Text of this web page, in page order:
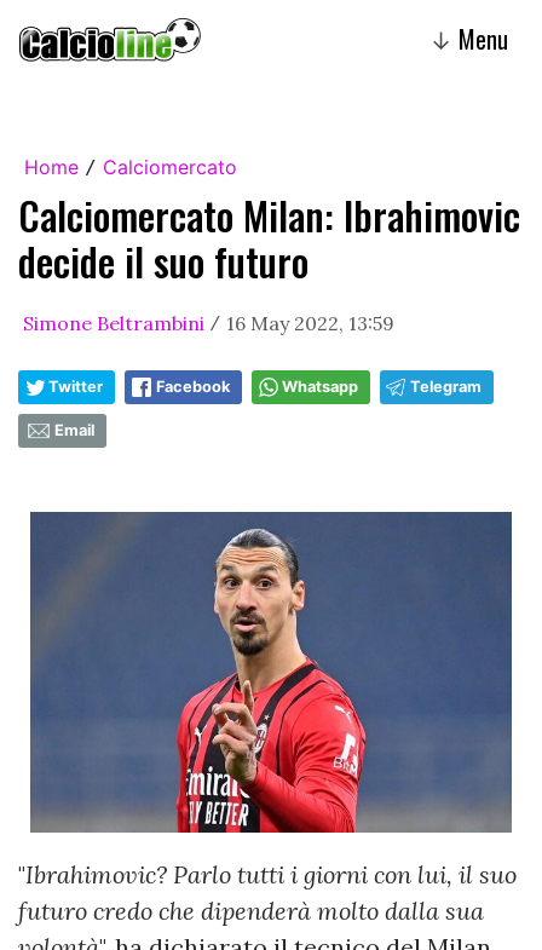
↓ Menu
Home / Calciomercato
Calciomercato Milan: Ibrahimovic
decide il suo futuro
Simone Beltrambini / 16 May 2022, 13:59
Twitter Facebook Whatsapp Telegram
Email
"Ibrahimovic? Parlo tutti i giorni con lui, il suo
futuro credo che dipenderà molto dalla sua